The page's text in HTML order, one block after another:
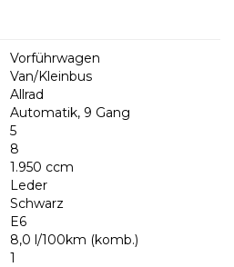
Vorführwagen
Van/Kleinbus
Allrad
Automatik, 9 Gang
5
8
1.950 ccm
Leder
Schwarz
E6
8,0 l/100km (komb.)
1